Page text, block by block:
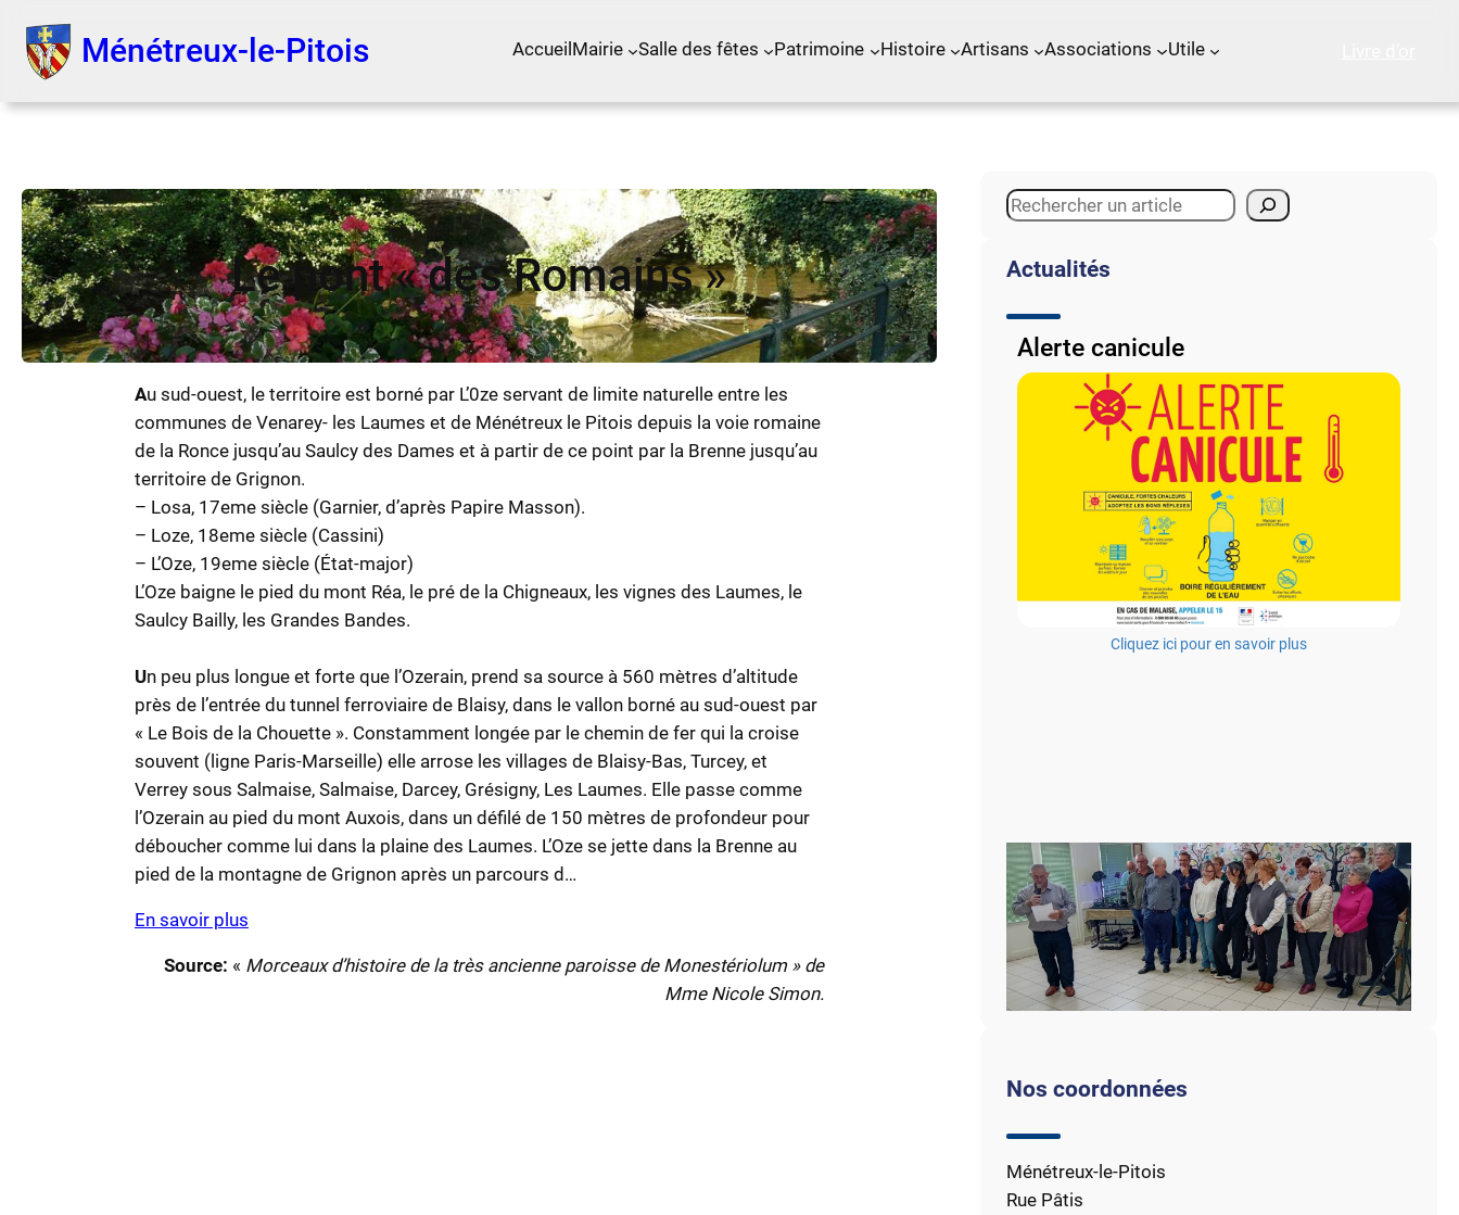
contenu
Ménétreux-le-Pitois Accueil Mairie Salle des fêtes Patrimoine Histoire Artisans Associations Utile
Le pont « des Romains »
Au sud-ouest, le territoire est borné par L’0ze servant de limite naturelle entre les
communes de Venarey- les Laumes et de Ménétreux le Pitois depuis la voie romaine
de la Ronce jusqu’au Saulcy des Dames et à partir de ce point par la Brenne jusqu’au
territoire de Grignon.
– Losa, 17eme siècle (Garnier, d’après Papire Masson).
– Loze, 18eme siècle (Cassini)
– L’Oze, 19eme siècle (État-major)
L’Oze baigne le pied du mont Réa, le pré de la Chigneaux, les vignes des Laumes, le
Saulcy Bailly, les Grandes Bandes.
Un peu plus longue et forte que l’Ozerain, prend sa source à 560 mètres d’altitude
près de l’entrée du tunnel ferroviaire de Blaisy, dans le vallon borné au sud-ouest par
« Le Bois de la Chouette ». Constamment longée par le chemin de fer qui la croise
souvent (ligne Paris-Marseille) elle arrose les villages de Blaisy-Bas, Turcey, et
Verrey sous Salmaise, Salmaise, Darcey, Grésigny, Les Laumes. Elle passe comme
l’Ozerain au pied du mont Auxois, dans un défilé de 150 mètres de profondeur pour
déboucher comme lui dans la plaine des Laumes. L’Oze se jette dans la Brenne au
pied de la montagne de Grignon après un parcours d…
En savoir plus
Source: « Morceaux d’histoire de la très ancienne paroisse de Monestériolum » de
Mme Nicole Simon.
S
a
c
Actualités
Alerte canicule
Cliquez ici pour en savoir plus
Nos coordonnées
Ménétreux-le-Pitois
Rue Pâtis